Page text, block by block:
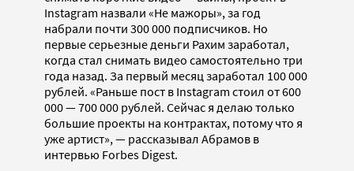
Instagram назвали «Не мажоры», за год
набрали почти 300 000 подписчиков. Но
первые серьезные деньги Рахим заработал,
когда стал снимать видео самостоятельно три
года назад. За первый месяц заработал 100 000
рублей. «Раньше пост в Instagram стоил от 600
000 — 700 000 рублей. Сейчас я делаю только
большие проекты на контрактах, потому что я
уже артист», — рассказывал Абрамов в
интервью Forbes Digest.